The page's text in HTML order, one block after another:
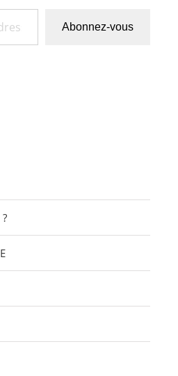
Abonnez-vous